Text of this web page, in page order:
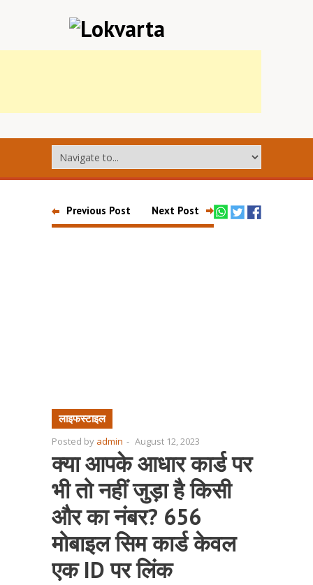
Previous Post Next Post
लाइफस्टाइल
Posted by admin - August 12, 2023
क्या आपके आधार कार्ड पर
भी तो नहीं जुड़ा है किसी
और का नंबर? 656
मोबाइल सिम कार्ड केवल
एक ID पर लिंक